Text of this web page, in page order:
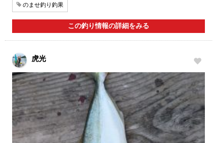
のませ釣り釣果
この釣り情報の詳細をみる
虎光